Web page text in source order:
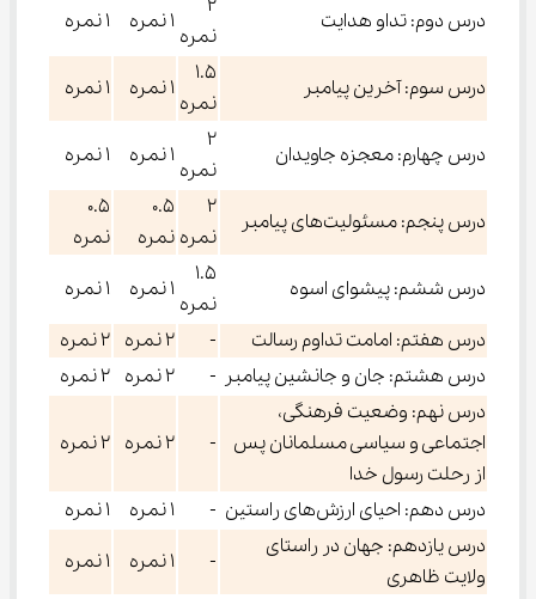
درس دوم: تداو هدایت
۲
نمره
۱ نمره ۱ نمره
درس سوم: آخرین پیامبر
۱.۵
نمره
۱ نمره ۱ نمره
درس چهارم: معجزه جاویدان
۲
نمره
۱ نمره ۱ نمره
درس پنجم: مسئولیت‌های پیامبر
۲
نمره
۰.۵
نمره
۰.۵
نمره
درس ششم: پیشوای اسوه
۱.۵
نمره
۱ نمره
۱ نمره
درس هفتم: امامت تداوم رسالت
- ۲ نمره
۲ نمره
درس هشتم: جان و جانشین پیامبر - ۲ نمره
۲ نمره
درس نهم: وضعیت فرهنگی،
اجتماعی و سیاسی مسلمانان پس
از رحلت رسول خدا
- ۲ نمره ۲ نمره
درس دهم: احیای ارزش‌های راستین - ۱ نمره
۱ نمره
درس یازدهم: جهان در راستای
ولایت ظاهری
- ۱ نمره
۱ نمره